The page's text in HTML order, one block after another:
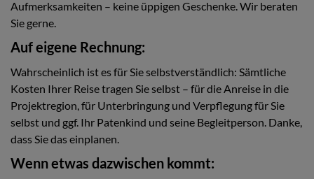
Aufmerksamkeiten – keine üppigen Geschenke. Wir beraten
Sie gerne.
Auf eigene Rechnung:
Wahrscheinlich ist es für Sie selbstverständlich: Sämtliche
Kosten Ihrer Reise tragen Sie selbst – für die Anreise in die
Projektregion, für Unterbringung und Verpflegung für Sie
selbst und ggf. Ihr Patenkind und seine Begleitperson. Danke,
dass Sie das einplanen.
Wenn etwas dazwischen kommt: